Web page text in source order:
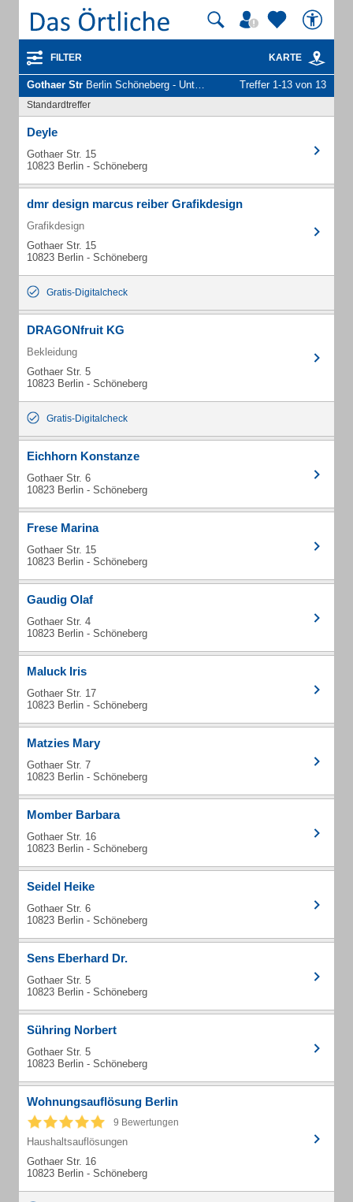
FILTER KARTE
Gothaer Str Berlin Schöneberg - Unternehmen und Personen Treffer 1-13 von 13
Standardtreffer
Deyle
Gothaer Str. 15
10823 Berlin - Schöneberg
dmr design marcus reiber Grafikdesign
Grafikdesign
Gothaer Str. 15
10823 Berlin - Schöneberg
Gratis-Digitalcheck
DRAGONfruit KG
Bekleidung
Gothaer Str. 5
10823 Berlin - Schöneberg
Gratis-Digitalcheck
Eichhorn Konstanze
Gothaer Str. 6
10823 Berlin - Schöneberg
Frese Marina
Gothaer Str. 15
10823 Berlin - Schöneberg
Gaudig Olaf
Gothaer Str. 4
10823 Berlin - Schöneberg
Maluck Iris
Gothaer Str. 17
10823 Berlin - Schöneberg
Matzies Mary
Gothaer Str. 7
10823 Berlin - Schöneberg
Momber Barbara
Gothaer Str. 16
10823 Berlin - Schöneberg
Seidel Heike
Gothaer Str. 6
10823 Berlin - Schöneberg
Sens Eberhard Dr.
Gothaer Str. 5
10823 Berlin - Schöneberg
Sühring Norbert
Gothaer Str. 5
10823 Berlin - Schöneberg
Wohnungsauflösung Berlin
9 Bewertungen
Haushaltsauflösungen
Gothaer Str. 16
10823 Berlin - Schöneberg